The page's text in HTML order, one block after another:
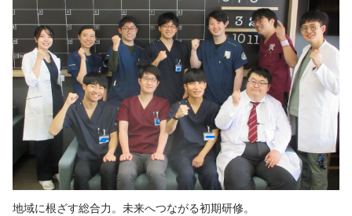
地域に根ざす総合力。未来へつながる初期研修。